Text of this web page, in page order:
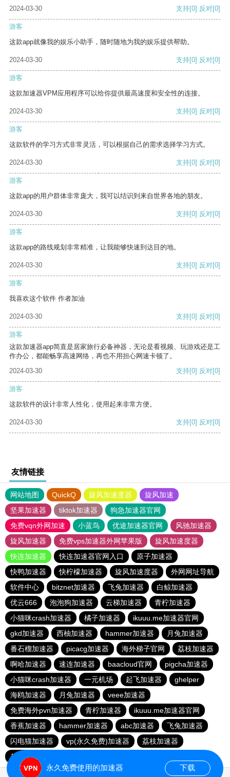
2024-03-30
支持[0] 反对[0]
游客
这款app就像我的娱乐小助手，随时随地为我的娱乐提供帮助。
2024-03-30 支持[0] 反对[0]
游客
这款加速器VPM应用程序可以给你提供最高速度和安全性的连接。
2024-03-30 支持[0] 反对[0]
游客
这款软件的学习方式非常灵活，可以根据自己的需求选择学习方式。
2024-03-30 支持[0] 反对[0]
游客
这款app的用户群体非常庞大，我可以结识到来自世界各地的朋友。
2024-03-30 支持[0] 反对[0]
游客
这款app的路线规划非常精准，让我能够快速到达目的地。
2024-03-30 支持[0] 反对[0]
游客
我喜欢这个软件 作者加油
2024-03-30 支持[0] 反对[0]
游客
这款加速器app简直是居家旅行必备神器，无论是看视频、玩游戏还是工
作办公，都能畅享高速网络，再也不用担心网速卡顿了。
2024-03-30
支持[0] 反对[0]
游客
这款软件的设计非常人性化，使用起来非常方便。
2024-03-30 支持[0] 反对[0]
友情链接
网站地图 QuickQ 旋风加速度器
旋风加速
坚果加速器
tiktok加速器
狗急加速器官网
免费vqn外网加速
小蓝鸟 优途加速器官网
风驰加速器
旋风加速器
免费vps加速器外网苹果版
旋风加速度器
快连加速器
快连加速器官网入口
原子加速器
快鸭加速器
快柠檬加速器 旋风加速度器
外网网址导航
软件中心
bitznet加速器 飞兔加速器
白鲸加速器
优云666
泡泡狗加速器 云梯加速器
青柠加速器
小猫咪crash加速器
橘子加速器
ikuuu.me加速器官网
gkd加速器
西柚加速器 hammer加速器
月兔加速器
番石榴加速器
picacg加速器 海外梯子官网
荔枝加速器
啊哈加速器
速连加速器 baacloud官网
pigcha加速器
小猫咪crash加速器
一元机场 起飞加速器
ghelper
海鸥加速器
月兔加速器
veee加速器
免费海外pvn加速器
青柠加速器
ikuuu.me加速器官网
香蕉加速器
hammer加速器 abc加速器
飞兔加速器
闪电猫加速器
vp(永久免费)加速器
荔枝加速器
起飞加速器
永久免费使用的加速器 下载